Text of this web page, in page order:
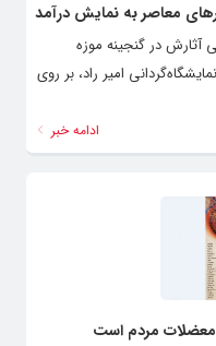
معاصر به نمایش درآمد
آثارش در گنجینه موزه
امیر راد، بر روی
ادامه خبر
معضلات مردم است